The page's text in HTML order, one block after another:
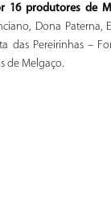
16 produtores de
Dona Paterna,
das Pereirinhas –
de Melgaço.